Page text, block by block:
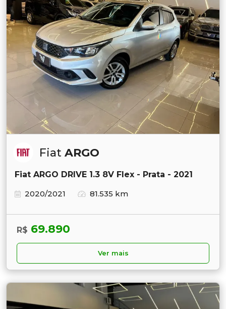
Fiat ARGO
Fiat ARGO DRIVE 1.3 8V Flex - Prata - 2021
2020/2021
81.535 km
R$ 69.890
Ver mais